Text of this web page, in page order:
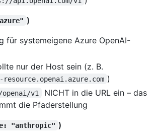
)
für systemeigene Azure OpenAI-
nur der Host sein (z. B.
)
/openai/v1
NICHT in die URL ein – das
die Pfaderstellung
"anthropic" )